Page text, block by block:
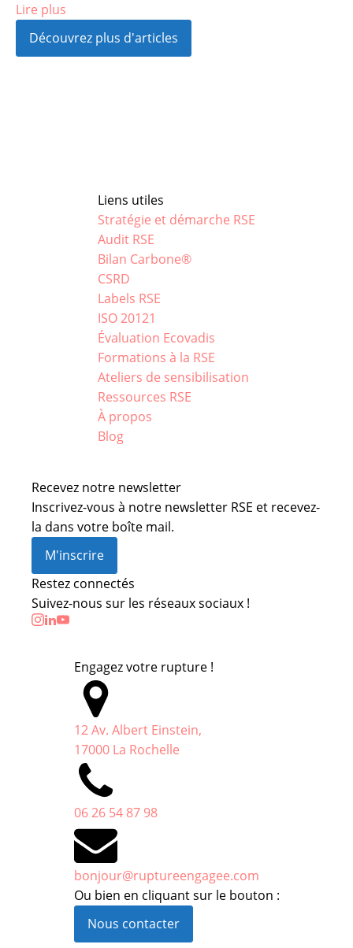
Lire plus
Découvrez plus d'articles
Liens utiles
Stratégie et démarche RSE
Audit RSE
Bilan Carbone®
CSRD
Labels RSE
ISO 20121
Évaluation Ecovadis
Formations à la RSE
Ateliers de sensibilisation
Ressources RSE
À propos
Blog
Recevez notre newsletter
Inscrivez-vous à notre newsletter RSE et recevez-
la dans votre boîte mail.
M'inscrire
Restez connectés
Suivez-nous sur les réseaux sociaux !
Engagez votre rupture !
12 Av. Albert Einstein,
17000 La Rochelle
06 26 54 87 98
bonjour@ruptureengagee.com
Ou bien en cliquant sur le bouton :
Nous contacter